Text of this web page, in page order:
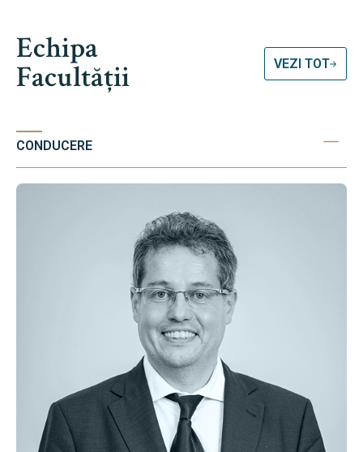
Echipa
Facultății VEZI TOT
CONDUCERE